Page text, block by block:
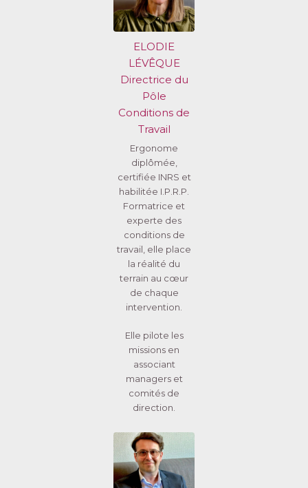
ELODIE
LÉVÊQUE
Directrice du
Pôle
Conditions de
Travail
Ergonome
diplômée,
certifiée INRS et
habilitée I.P.R.P.
Formatrice et
experte des
conditions de
travail, elle place
la réalité du
terrain au cœur
de chaque
intervention.
Elle pilote les
missions en
associant
managers et
comités de
direction.